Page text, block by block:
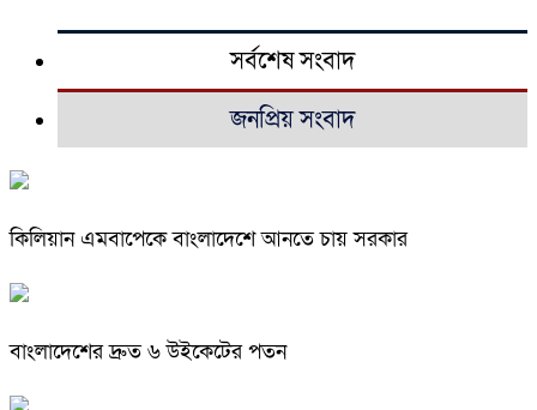
সর্বশেষ সংবাদ
জনপ্রিয় সংবাদ
কিলিয়ান এমবাপেকে বাংলাদেশে আনতে চায় সরকার
বাংলাদেশের দ্রুত ৬ উইকেটের পতন